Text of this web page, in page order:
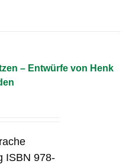
– Entwürfe von Henk
ISBN 978-